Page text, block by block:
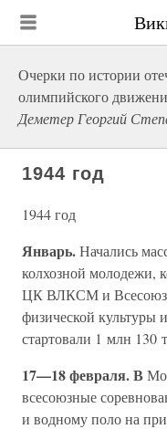
Очерки по истории
олимпийского
Деметер Георгий
1944 год
1944 год
Январь.Начались
колхозной молодежи,
ЦК ВЛКСМ и
физической культуры
стартовали 1 млн 130
17—18 февраля. В
всесоюзные
и водному поло на